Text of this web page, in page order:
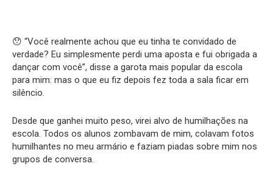
😯 “Você realmente achou que eu tinha te convidado de
verdade? Eu simplesmente perdi uma aposta e fui obrigada a
dançar com você”, disse a garota mais popular da escola
para mim: mas o que eu fiz depois fez toda a sala ficar em
silêncio.
Desde que ganhei muito peso, virei alvo de humilhações na
escola. Todos os alunos zombavam de mim, colavam fotos
humilhantes no meu armário e faziam piadas sobre mim nos
grupos de conversa.